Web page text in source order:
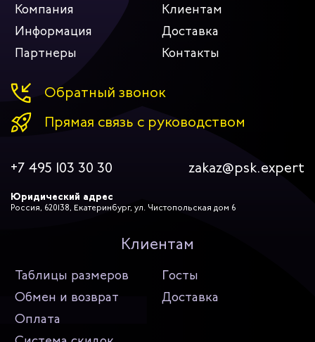
Компания
Клиентам
Информация
Доставка
Партнеры
Контакты
Обратный звонок
Прямая связь с руководством
+7 495 103 30 30 zakaz@psk.expert
Юридический адрес
Россия, 620138, Екатеринбург, ул. Чистопольская дом 6
Клиентам
Таблицы размеров
Госты
Обмен и возврат
Доставка
Оплата